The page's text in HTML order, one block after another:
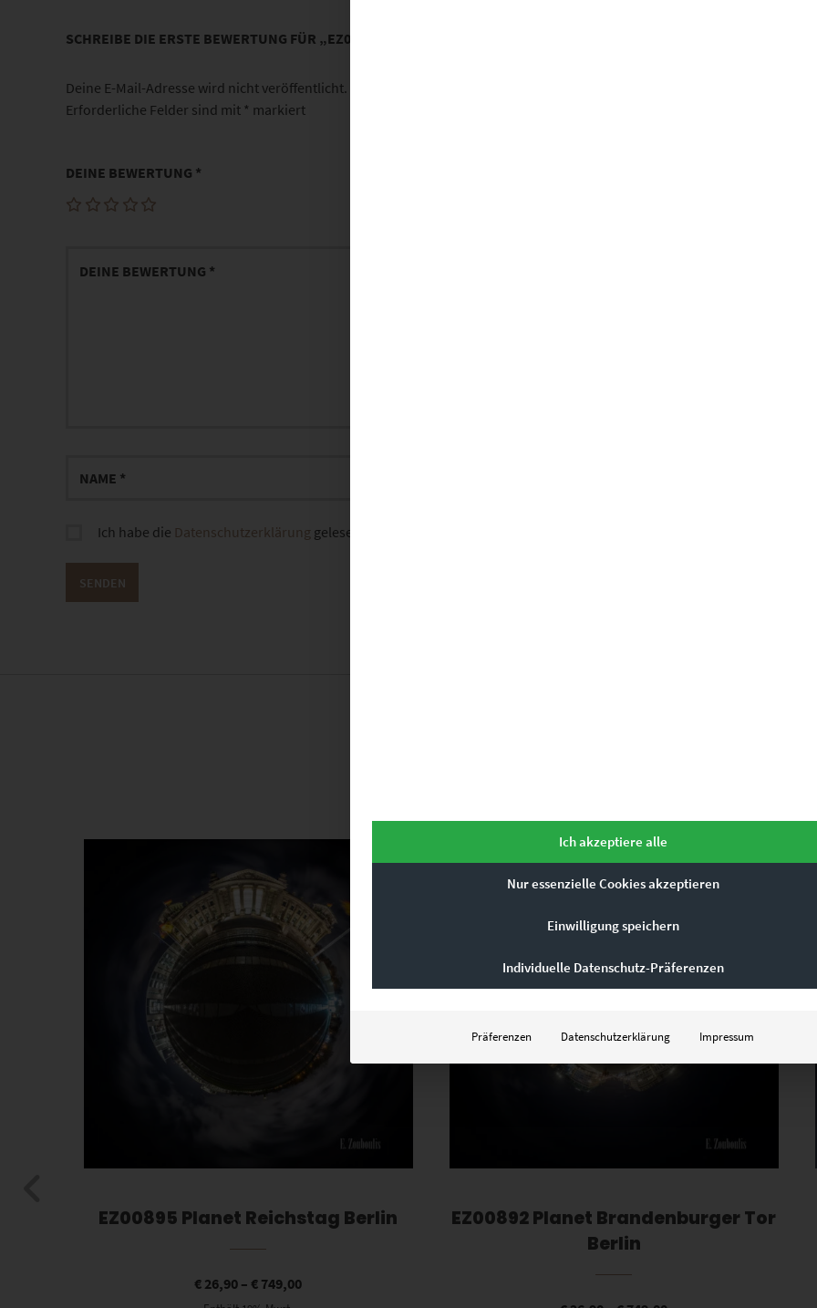
SCHREIBE DIE ERSTE BEWERTUNG FÜR „EZ00877 PLANET SPREEBOGENPARK BERLIN“
Deine E-Mail-Adresse wird nicht veröffentlicht.
Erforderliche Felder sind mit * markiert
DEINE BEWERTUNG *
Ich habe die Datenschutzerklärung gelesen und stimme ihr zu.
Dieses Produkt weist mehrere Varianten auf. Die Optionen können auf der Produktseite gewählt werden
EZ00895 Planet Reichstag Berlin
€ 26,90 –€ 749,00
Dieses Produkt weist mehrere Varianten auf. Die Optionen können auf der Produktseite gewählt werden
EZ00892 Planet Brandenburger Tor
Berlin
Ich akzeptiere alle
Nur essenzielle Cookies akzeptieren
Einwilligung speichern
Individuelle Datenschutz-Präferenzen
Präferenzen Datenschutzerklärung Impressum